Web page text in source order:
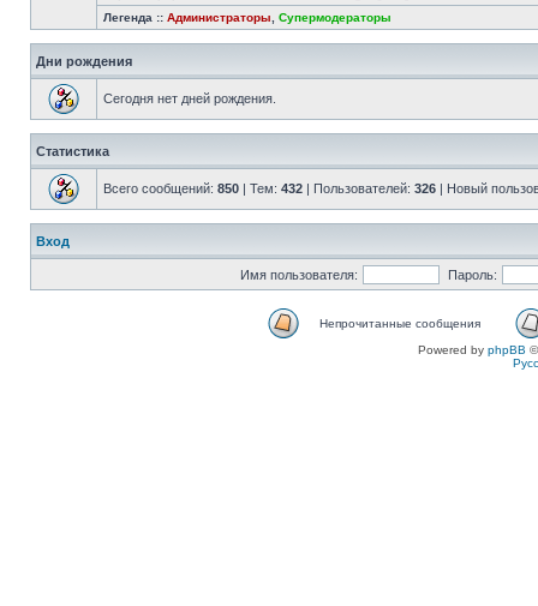
Легенда :: Администраторы Супермодераторы
Дни рождения
Сегодня нет дней рождения.
Статистика
Всего сообщений: 850 | Тем: 432 | Пользователей: 326 | Новый
Вход
Имя пользователя: Пароль:
Непрочитанные сообщения
Powered by phpBB